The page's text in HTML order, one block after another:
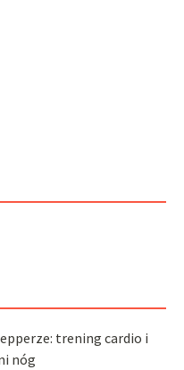
trening cardio i
nóg